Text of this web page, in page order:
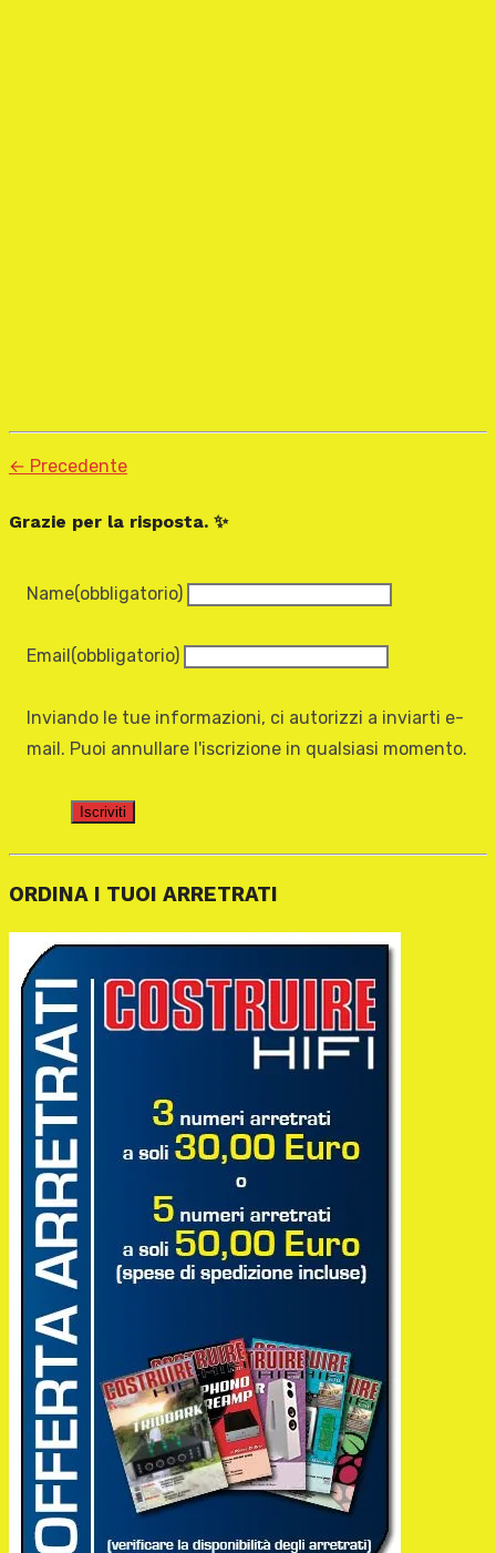
← Precedente
Grazie per la risposta. ✨
Name(obbligatorio)
Email(obbligatorio)
Inviando le tue informazioni, ci autorizzi a inviarti e-
mail. Puoi annullare l'iscrizione in qualsiasi momento.
Iscriviti
ORDINA I TUOI ARRETRATI